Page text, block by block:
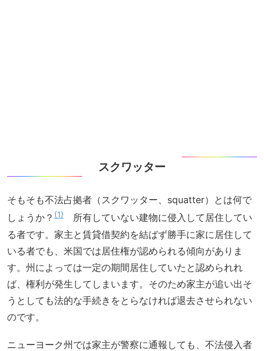
スクワッター
そもそも不法占拠者（スクワッター、squatter）とは何で
しょうか？ 1
所有していない建物に侵入して居住してい
る者です。家主と賃貸借契約を結ばず勝手に家に居住して
いる者でも、米国では居住権が認められる傾向がありま
す。州によっては一定の期間居住していたと認められれ
ば、権利が発生してしまいます。そのため家主が追い出そ
うとしても法的な手続きをとらなければ退去させられない
のです。
ニューヨーク州では家主が警察に通報しても、不法侵入者